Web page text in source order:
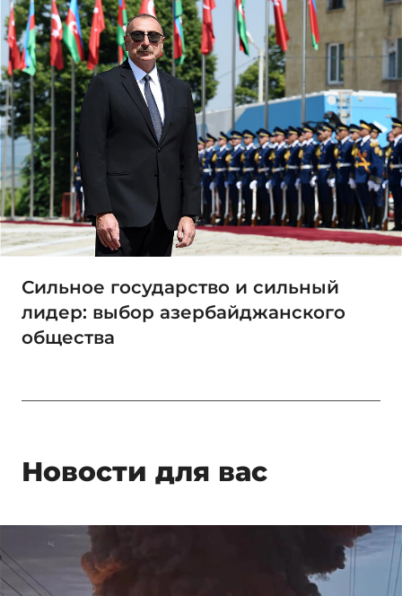
Сильное государство и сильный
лидер: выбор азербайджанского
общества
Новости для вас